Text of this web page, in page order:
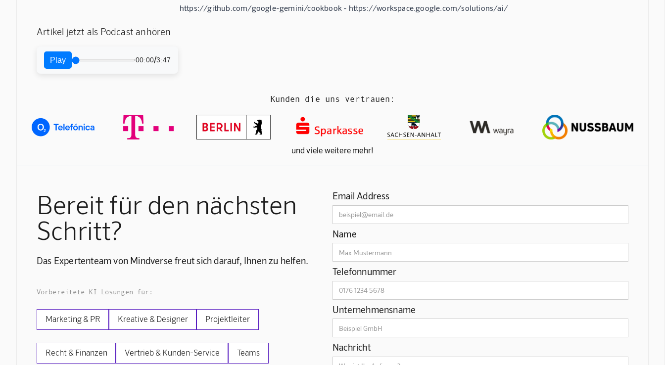
https://github.com/google-gemini/cookbook - https://workspace.google.com/solutions/ai/
Artikel jetzt als Podcast anhören
Play 00:00/3:47
Kunden die uns vertrauen:
und viele weitere mehr!
Bereit für den nächsten
Schritt?
Das Expertenteam von Mindverse freut sich darauf, Ihnen zu helfen.
Vorbereitete KI Lösungen für:
Marketing & PR Kreative & Designer Projektleiter
Recht & Finanzen Vertrieb & Kunden-Service Teams
Email Address
Name
Telefonnummer
Unternehmensname
Nachricht